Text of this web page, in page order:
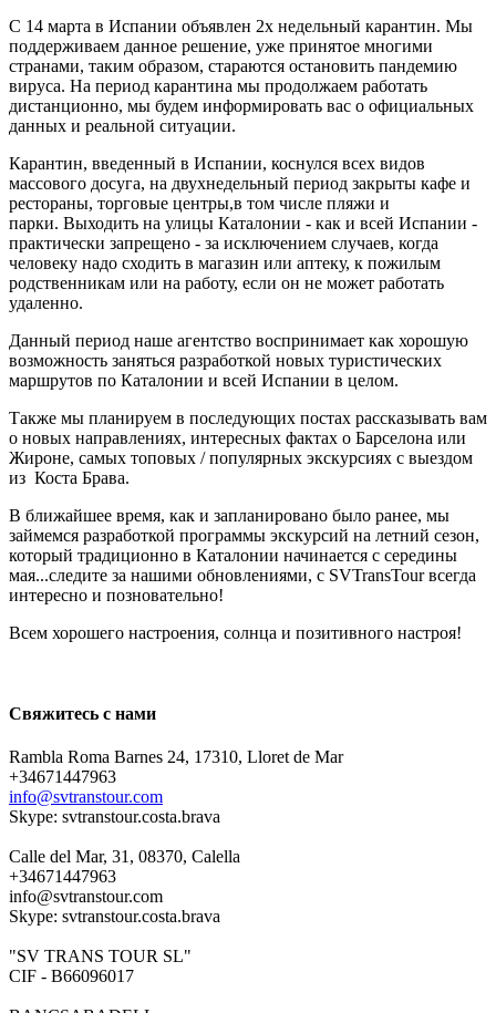
С 14 марта в Испании объявлен 2х недельный карантин. Мы
поддерживаем данное решение, уже принятое многими
странами, таким образом, стараются остановить пандемию
вируса. На период карантина мы продолжаем работать
дистанционно, мы будем информировать вас о официальных
данных и реальной ситуации.
Карантин, введенный в Испании, коснулся всех видов
массового досуга, на двухнедельный период закрыты кафе и
рестораны, торговые центры,в том числе пляжи и
парки. Выходить на улицы Каталонии - как и всей Испании -
практически запрещено - за исключением случаев, когда
человеку надо сходить в магазин или аптеку, к пожилым
родственникам или на работу, если он не может работать
удаленно.
Данный период наше агентство воспринимает как хорошую
возможность заняться разработкой новых туристических
маршрутов по Каталонии и всей Испании в целом.
Также мы планируем в последующих постах рассказывать вам
о новых направлениях, интересных фактах о Барселона или
Жироне, самых топовых / популярных экскурсиях с выездом
из Коста Брава.
В ближайшее время, как и запланировано было ранее, мы
займемся разработкой программы экскурсий на летний сезон,
который традиционно в Каталонии начинается с середины
мая...следите за нашими обновлениями, с SVTransTour всегда
интересно и позновательно!
Всем хорошего настроения, солнца и позитивного настроя!
Свяжитесь с нами
Rambla Roma Barnes 24, 17310, Lloret de Mar
+34671447963
info@svtranstour.com
Skype: svtranstour.costa.brava
Calle del Mar, 31, 08370, Calella
+34671447963
info@svtranstour.com
Skype: svtranstour.costa.brava
"SV TRANS TOUR SL"
CIF - B66096017